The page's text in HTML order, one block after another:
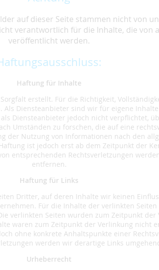
auf dieser Seite stammen nicht von
verantwortlich für die Inhalte, die von
veröffentlicht werden.
Haftung für Inhalte
erstellt. Für die Richtigkeit,
Diensteanbieter sind wir für eigene
Diensteanbieter jedoch nicht verpflichtet,
Umständen zu forschen, die auf eine
der Nutzung von Informationen nach den
ist jedoch erst ab dem Zeitpunkt der
entsprechenden Rechtsverletzungen
entfernen.
Haftung für Links
Dritter, auf deren Inhalte wir keinen
Für die Inhalte der verlinkten
verlinkten Seiten wurden zum Zeitpunkt
waren zum Zeitpunkt der Verlinkung nicht
ohne konkrete Anhaltspunkte einer
werden wir derartige Links
Urheberrecht